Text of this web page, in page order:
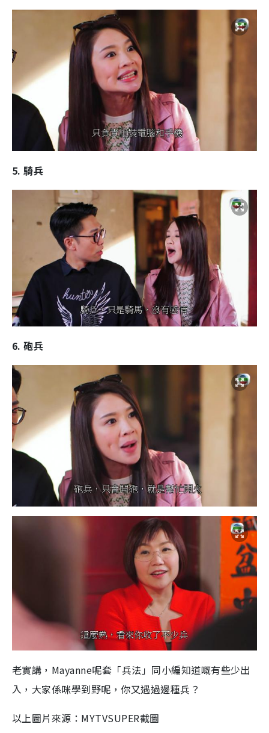
5. 騎兵
6. 砲兵
老實講，Mayanne呢套「兵法」同小編知道嘅有些少出
入，大家係咪學到野呢，你又遇過邊種兵？
以上圖片來源：MYTVSUPER截圖